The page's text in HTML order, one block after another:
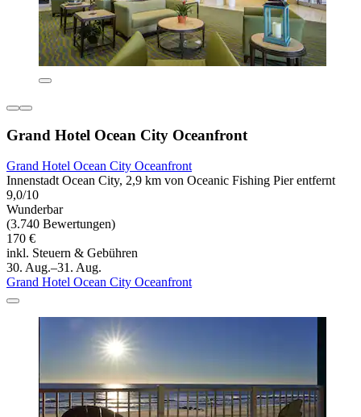
Grand Hotel Ocean City Oceanfront
Grand Hotel Ocean City Oceanfront
Innenstadt Ocean City, 2,9 km von Oceanic Fishing Pier entfernt
9,0/10
Wunderbar
(3.740 Bewertungen)
170 €
inkl. Steuern & Gebühren
30. Aug.–31. Aug.
Grand Hotel Ocean City Oceanfront